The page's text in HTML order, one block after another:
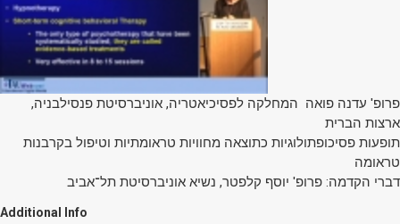
פרופ' עדנה פואה המחלקה לפסיכיאטריה, אוניברסיטת פנסילבניה,
ארצות הברית
תופעות פסיכופתולוגיות כתוצאה מחוויות טראומתיות וטיפול בקרבנות
טראומה
דברי הקדמה: פרופ' יוסף קלפטר, נשיא אוניברסיטת תל־אביב
Additional Info